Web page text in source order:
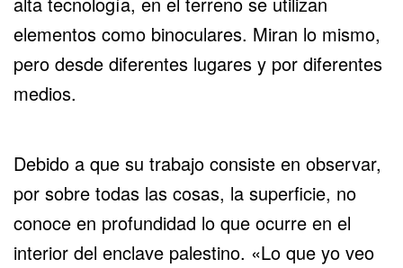
elementos como binoculares. Miran lo mismo,
pero desde diferentes lugares y por diferentes
medios.
Debido a que su trabajo consiste en observar,
por sobre todas las cosas, la superficie, no
conoce en profundidad lo que ocurre en el
interior del enclave palestino. «Lo que yo veo